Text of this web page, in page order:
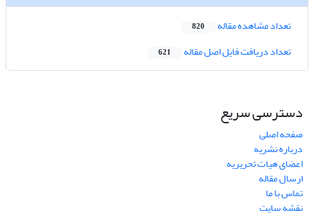
تعداد مشاهده مقاله 820
تعداد دریافت فایل اصل مقاله 621
دسترسی سریع
صفحه اصلی
درباره نشریه
اعضای هیات تحریریه
ارسال مقاله
تماس با ما
نقشه سایت